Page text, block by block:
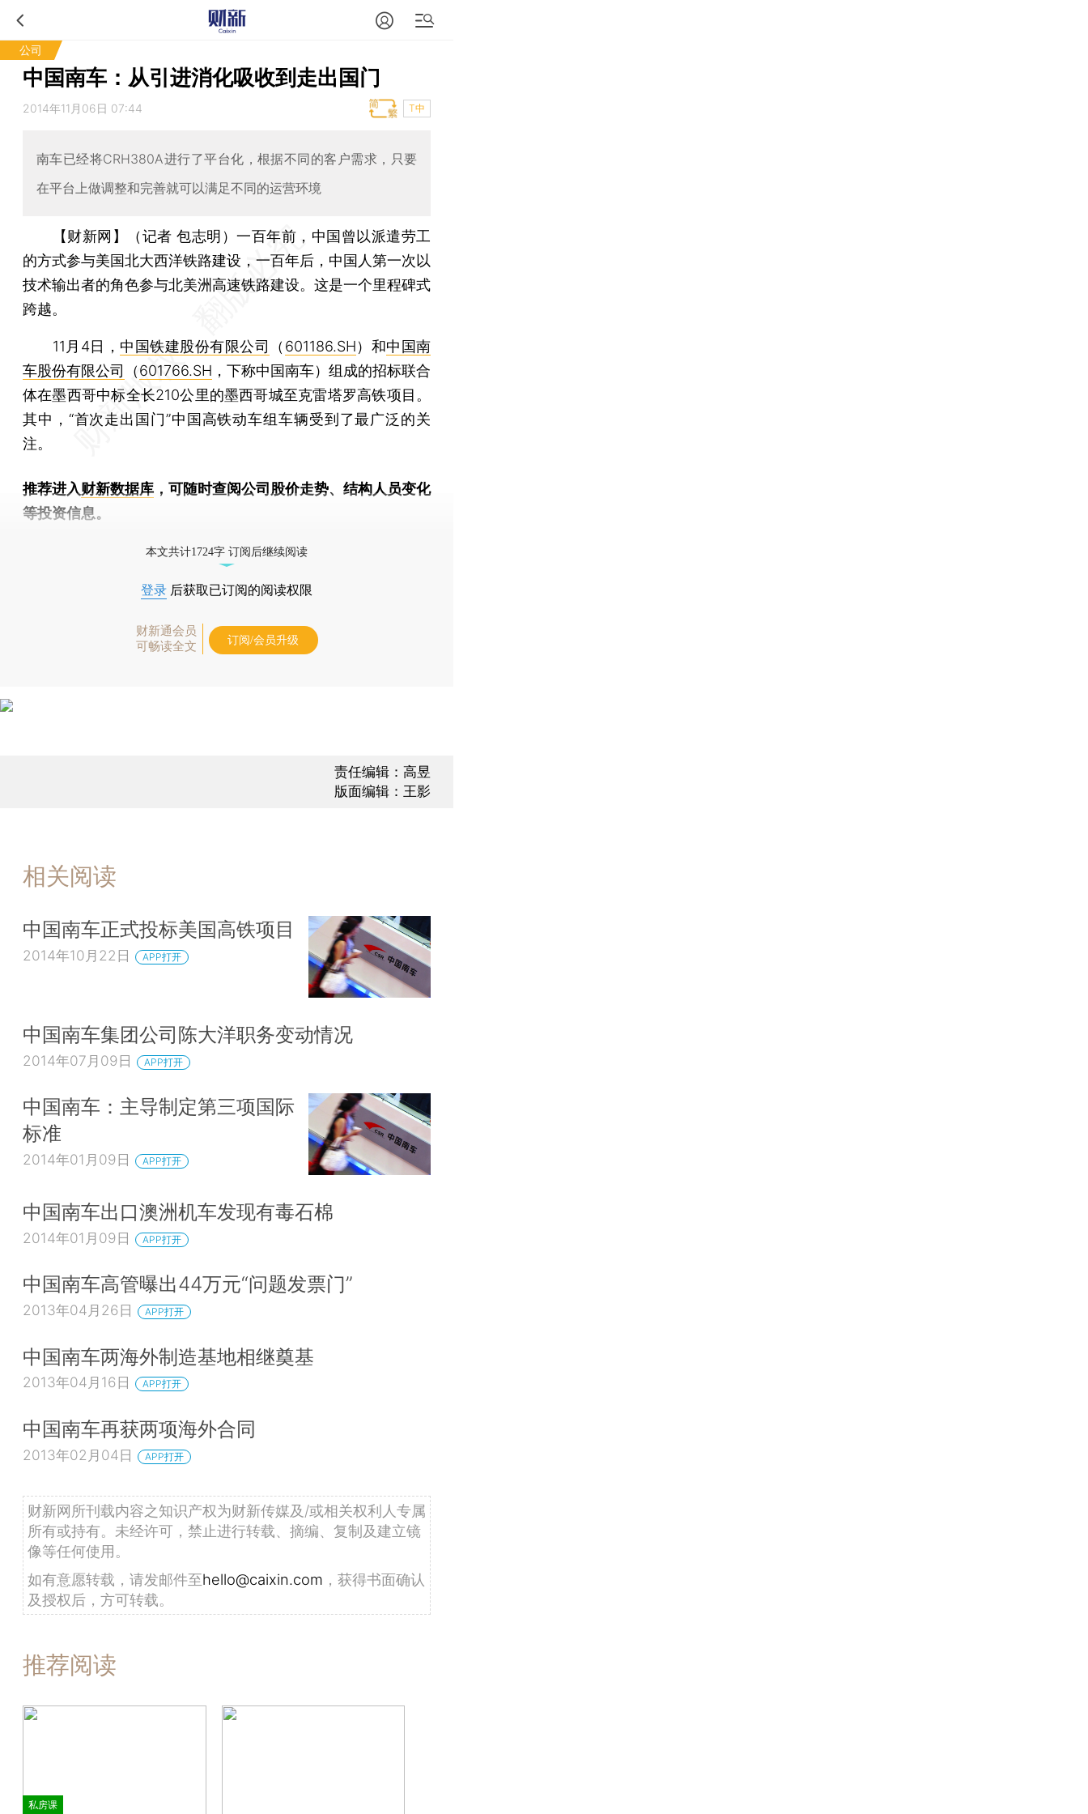
公司
中国南车：从引进消化吸收到走出国门
2014年11月06日 07:44 T中
南车已经将CRH380A进行了平台化，根据不同的客户需求，只要
在平台上做调整和完善就可以满足不同的运营环境
【财新网】（记者 包志明）一百年前，中国曾以派遣劳工
的方式参与美国北大西洋铁路建设，一百年后，中国人第一次以
技术输出者的角色参与北美洲高速铁路建设。这是一个里程碑式
跨越。
11月4日， 中国铁建股份有限公司 （ 601186.SH）和中国南
车股份有限公司
（601766.SH ，下称中国南车）组成的招标联合
体在墨西哥中标全长210公里的墨西哥城至克雷塔罗高铁项目。
其中，“首次走出国门”中国高铁动车组车辆受到了最广泛的关
注。
推荐进入财新数据库 ，可随时查阅公司股价走势、结构人员变化
等投资信息。
本文共计1724字 订阅后继续阅读
登录 后获取已订阅的阅读权限
财新通会员
可畅读全文
订阅/会员升级
责任编辑：高昱
版面编辑：王影
相关阅读
中国南车正式投标美国高铁项目
2014年10月22日 APP打开
中国南车集团公司陈大洋职务变动情况
2014年07月09日 APP打开
中国南车：主导制定第三项国际
标准
2014年01月09日 APP打开
中国南车出口澳洲机车发现有毒石棉
2014年01月09日 APP打开
中国南车高管曝出44万元“问题发票门”
2013年04月26日 APP打开
中国南车两海外制造基地相继奠基
2013年04月16日 APP打开
中国南车再获两项海外合同
2013年02月04日 APP打开
财新网所刊载内容之知识产权为财新传媒及/或相关权利人专属
所有或持有。未经许可，禁止进行转载、摘编、复制及建立镜
像等任何使用。
如有意愿转载，请发邮件至hello@caixin.com ，获得书面确认
及授权后，方可转载。
推荐阅读
私房课